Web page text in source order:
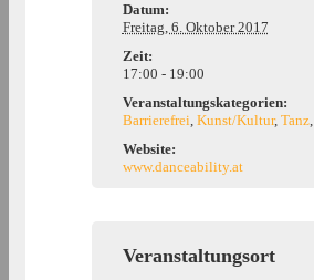
Datum:
Freitag, 6. Oktober 2017
Zeit:
17:00 - 19:00
Veranstaltungskategorien:
Barrierefrei, Kunst/Kultur, Tanz,
Website:
www.danceability.at
Veranstaltungsort